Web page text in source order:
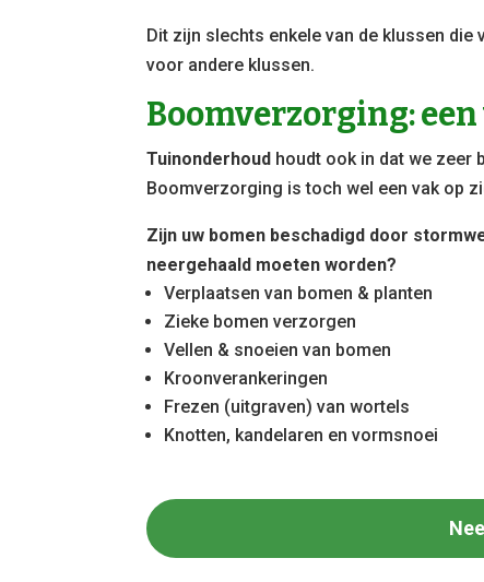
Dit zijn slechts enkele van de klussen
voor andere klussen.
Boomverzorging:
Tuinonderhoud houdt ook in dat we zeer
Boomverzorging is toch wel een vak op
Zijn uw bomen beschadigd door
neergehaald moeten worden?
Verplaatsen van bomen & planten
Zieke bomen verzorgen
Vellen & snoeien van bomen
Kroonverankeringen
Frezen (uitgraven) van wortels
Knotten, kandelaren en vormsnoei